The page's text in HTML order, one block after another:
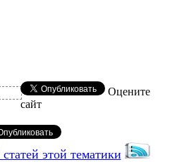
Оцените
сайт
этой тематики